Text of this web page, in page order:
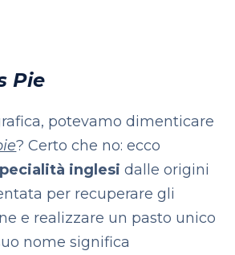
Pie
potevamo dimenticare
? Certo che no: ecco
inglesi dalle origini
per recuperare gli
e realizzare un pasto unico
nome significa